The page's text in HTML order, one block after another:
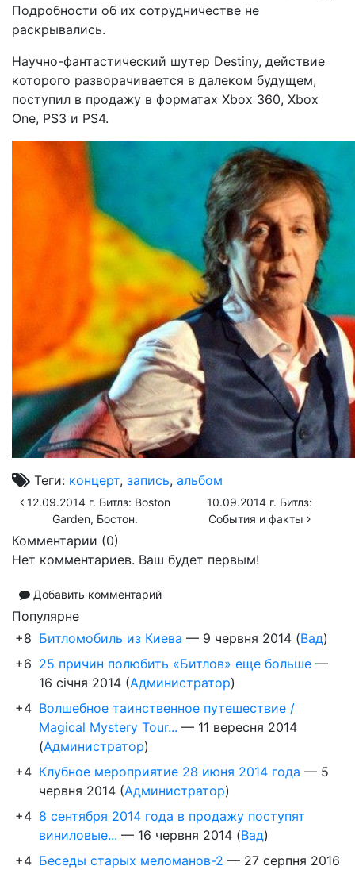
Подробности об их сотрудничестве не
раскрывались.
Научно-фантастический шутер Destiny, действие
которого разворачивается в далеком будущем,
поступил в продажу в форматах Xbox 360, Xbox
One, PS3 и PS4.
Теги: концерт, запись, альбом
12.09.2014 г. Битлз: Boston
Garden, Бостон.
10.09.2014 г. Битлз:
События и факты
Комментарии (0)
Нет комментариев. Ваш будет первым!
Добавить комментарий
Популярне
+8 Битломобиль из Киева — 9 червня 2014 (Вад)
+6 25 причин полюбить «Битлов» еще больше —
16 січня 2014 (Администратор)
+4 Волшебное таинственное путешествие /
Magical Mystery Tour... — 11 вересня 2014
(Администратор)
+4 Клубное мероприятие 28 июня 2014 года — 5
червня 2014 (Администратор)
+4 8 сентября 2014 года в продажу поступят
виниловые... — 16 червня 2014 (Вад)
+4 Беседы старых меломанов-2 — 27 серпня 2016